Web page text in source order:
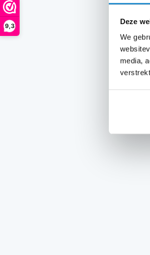
Deze
We
media,
9,3